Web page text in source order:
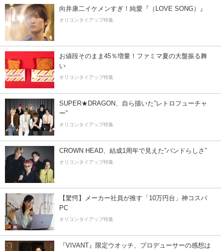
向井康二イケメンすぎ！純愛『（LOVE SONG）』
オリコンタイアップ特集
お値段そのまま45％増量！ファミマ夏の大盤振る舞
い
オリコンタイアップ特集
SUPER★DRAGON、自ら描いた”レトロフューチャ
ー”
オリコンタイアップ特集
CROWN HEAD、結成1周年で見えた”バンドらしさ”
オリコンタイアップ特集
【驚愕】メーカー社員が推す「10万円台」神コスパ
PC
オリコンタイアップ特集
『VIVANT』限定ウオッチ、プロデューサーの感想は